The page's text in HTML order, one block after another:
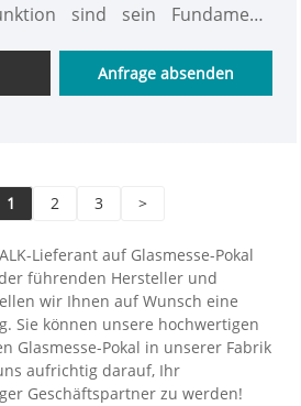
sind sein Fundament,
Reliefs stehen
Phönixe und hoch
Anfrage absenden
1 2 3 >
Lieferant auf Glasmesse-Pokal
führenden Hersteller und
wir Ihnen auf Wunsch eine
Sie können unsere hochwertigen
Glasmesse-Pokal in unserer Fabrik
aufrichtig darauf, Ihr
Geschäftspartner zu werden!